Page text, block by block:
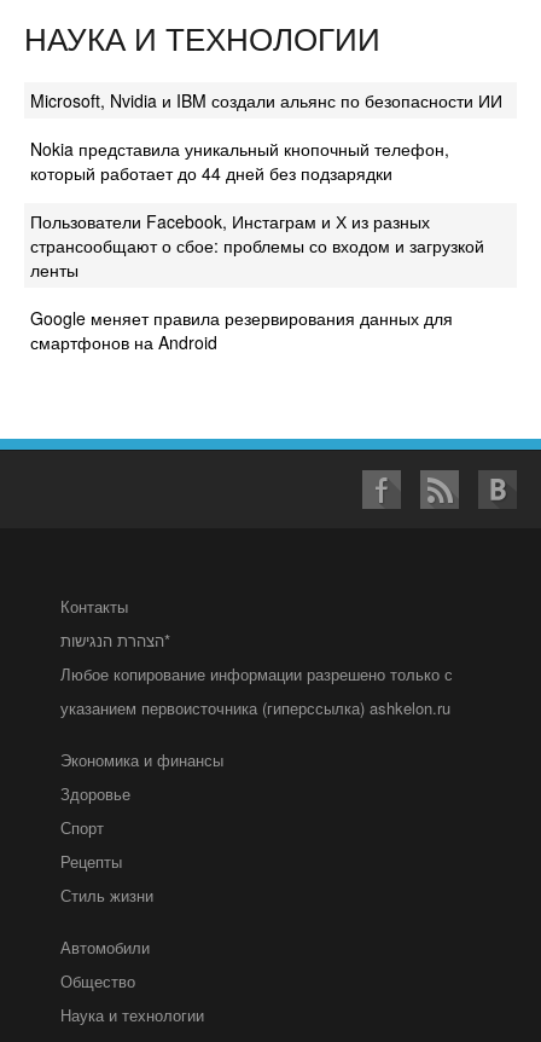
НАУКА И ТЕХНОЛОГИИ
Microsoft, Nvidia и IBM создали альянс по безопасности ИИ
Nokia представила уникальный кнопочный телефон,
который работает до 44 дней без подзарядки
Пользователи Facebook, Инстаграм и Х из разных
странсообщают о сбое: проблемы со входом и загрузкой
ленты
Google меняет правила резервирования данных для
смартфонов на Android
Контакты
הצהרת הנגישות*
Любое копирование информации разрешено только с
указанием первоисточника (гиперссылка) ashkelon.ru
Экономика и финансы
Здоровье
Спорт
Рецепты
Стиль жизни
Автомобили
Общество
Наука и технологии